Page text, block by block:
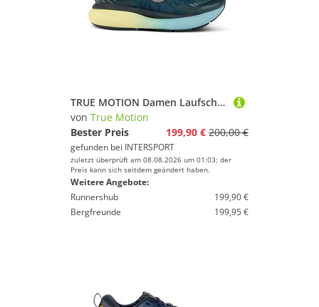
TRUE MOTION Damen Laufschuhe U-TECH Aion Elements
von True Motion
Bester Preis
199,90 € 200,00 €
gefunden bei INTERSPORT
zuletzt überprüft am 08.08.2026 um 01:03; der
Preis kann sich seitdem geändert haben.
Weitere Angebote:
Runnershub
199,90 €
Bergfreunde
199,95 €